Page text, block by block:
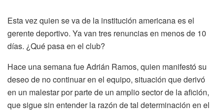
Esta vez quien se va de la institución americana es el
gerente deportivo. Ya van tres renuncias en menos de 10
días. ¿Qué pasa en el club?
Hace una semana fue Adrián Ramos, quien manifestó su
deseo de no continuar en el equipo, situación que derivó
en un malestar por parte de un amplio sector de la afición,
que sigue sin entender la razón de tal determinación en el